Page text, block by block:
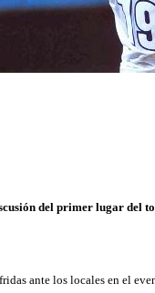
del primer lugar del
ante los locales en el